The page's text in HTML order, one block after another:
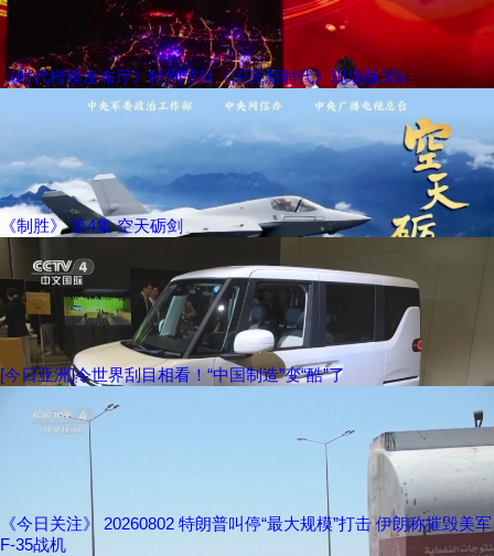
《时代楷模发布厅》特别节目《闪亮新时代》现场版30s
《制胜》 第4集 空天砺剑
[今日亚洲]令世界刮目相看！“中国制造”变“酷”了
《今日关注》 20260802 特朗普叫停“最大规模”打击 伊朗称摧毁美军
F-35战机